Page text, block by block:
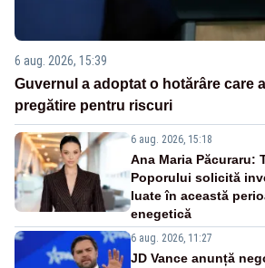
6 aug. 2026, 15:39
Guvernul a adoptat o hotărâre care
pregătire pentru riscuri
6 aug. 2026, 15:18
Ana Maria Păcuraru:
Poporului solicită
luate în această
enegetică
6 aug. 2026, 11:27
JD Vance anunță